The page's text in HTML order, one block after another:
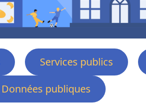
Services publics
Données publiques